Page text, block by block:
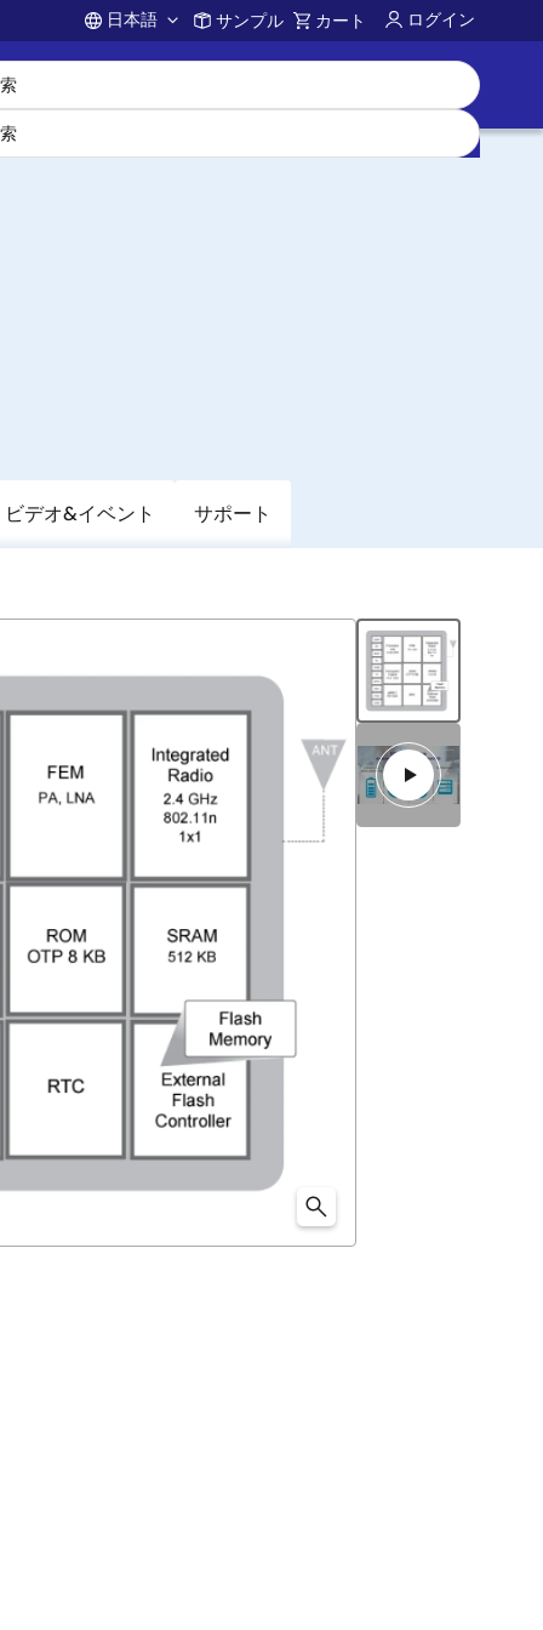
Account
日本語 サンプル カート ログイン
ビデオ&イベント サポート
Fi SoCです。 Wi-Fiネットワークに常時接続する機
ンチップで実行することが可能です。 また、安価な